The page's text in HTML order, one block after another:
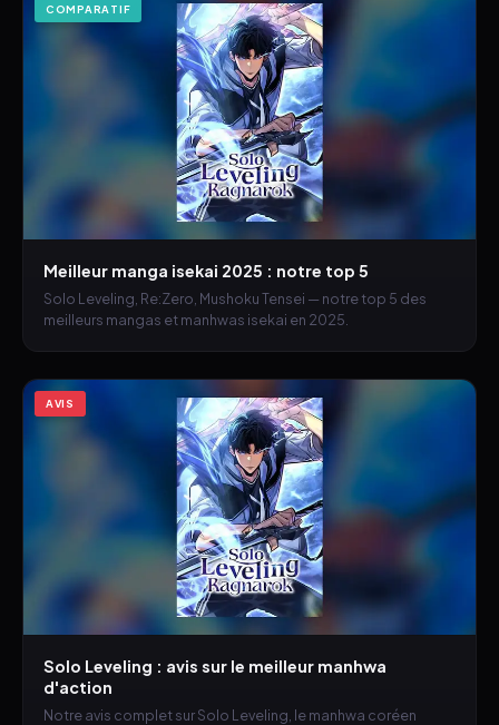
COMPARATIF
Meilleur manga isekai 2025 : notre top 5
Solo Leveling, Re:Zero, Mushoku Tensei — notre top 5 des
meilleurs mangas et manhwas isekai en 2025.
AVIS
Solo Leveling : avis sur le meilleur manhwa
d'action
Notre avis complet sur Solo Leveling, le manhwa coréen